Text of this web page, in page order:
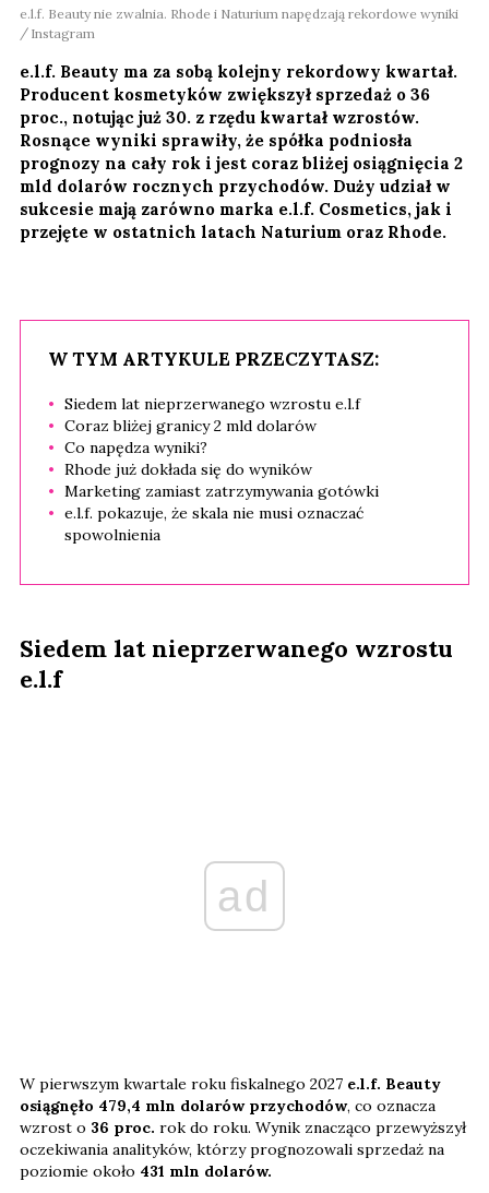
e.l.f. Beauty nie zwalnia. Rhode i Naturium napędzają rekordowe wyniki
Instagram
e.l.f. Beauty ma za sobą kolejny rekordowy kwartał.
Producent kosmetyków zwiększył sprzedaż o 36
proc., notując już 30. z rzędu kwartał wzrostów.
Rosnące wyniki sprawiły, że spółka podniosła
prognozy na cały rok i jest coraz bliżej osiągnięcia 2
mld dolarów rocznych przychodów. Duży udział w
sukcesie mają zarówno marka e.l.f. Cosmetics, jak i
przejęte w ostatnich latach Naturium oraz Rhode.
W TYM ARTYKULE PRZECZYTASZ:
Siedem lat nieprzerwanego wzrostu e.l.f
Coraz bliżej granicy 2 mld dolarów
Co napędza wyniki?
Rhode już dokłada się do wyników
Marketing zamiast zatrzymywania gotówki
e.l.f. pokazuje, że skala nie musi oznaczać
spowolnienia
Siedem lat nieprzerwanego wzrostu
e.l.f
ad
W pierwszym kwartale roku fiskalnego 2027 e.l.f. Beauty
osiągnęło 479,4 mln dolarów przychodów, co oznacza
wzrost o 36 proc. rok do roku. Wynik znacząco przewyższył
oczekiwania analityków, którzy prognozowali sprzedaż na
poziomie około 431 mln dolarów.